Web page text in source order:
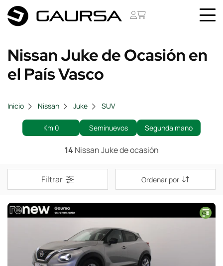
Nissan Juke de Ocasión en
el País Vasco
Inicio Nissan Juke SUV
Km 0 Seminuevos Segunda mano
14 Nissan Juke de ocasión
Filtrar Ordenar por